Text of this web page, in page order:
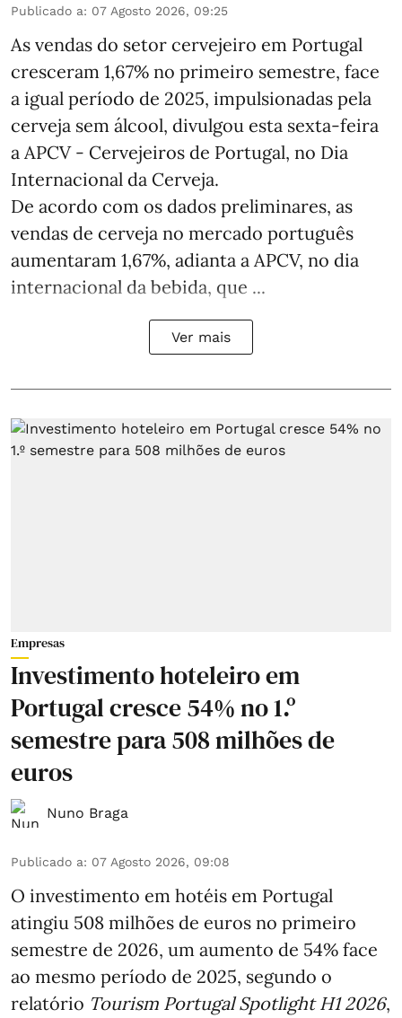
Publicado a: 07 Agosto 2026, 09:25
As vendas do setor cervejeiro em Portugal
cresceram 1,67% no primeiro semestre, face
a igual período de 2025, impulsionadas pela
cerveja sem álcool, divulgou esta sexta-feira
a APCV - Cervejeiros de Portugal, no Dia
Internacional da Cerveja.
De acordo com os dados preliminares, as
vendas de cerveja no mercado português
aumentaram 1,67%, adianta a APCV, no dia
internacional da bebida, que ...
Ver mais
Empresas
Investimento hoteleiro em
Portugal cresce 54% no 1.º
semestre para 508 milhões de
euros
Nuno Braga
Publicado a: 07 Agosto 2026, 09:08
O investimento em hotéis em Portugal
atingiu 508 milhões de euros no primeiro
semestre de 2026, um aumento de 54% face
ao mesmo período de 2025, segundo o
relatório Tourism Portugal Spotlight H1 2026,